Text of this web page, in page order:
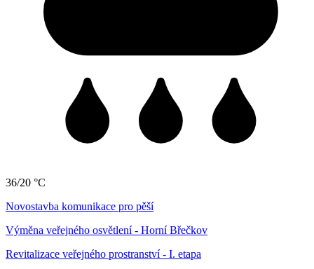
36/20 °C
Novostavba komunikace pro pěší
Výměna veřejného osvětlení - Horní Břečkov
Revitalizace veřejného prostranství - I. etapa